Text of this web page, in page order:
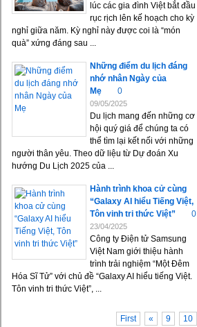
lúc các gia đình Việt bắt đầu
rục rịch lên kế hoạch cho kỳ
nghỉ giữa năm. Kỳ nghỉ này được coi là “món
quà” xứng đáng sau ...
Những điểm du lịch đáng
nhớ nhân Ngày của
Mẹ
0
09/05/2025
Du lịch mang đến những cơ
hội quý giá để chúng ta có
thể tìm lại kết nối với những
người thân yêu. Theo dữ liệu từ Dự đoán Xu
hướng Du Lịch 2025 của ...
Hành trình khoa cử cùng
“Galaxy AI hiểu Tiếng Việt,
Tôn vinh tri thức Việt”
0
23/04/2025
Công ty Điện tử Samsung
Việt Nam giới thiệu hành
trình trải nghiệm “Một Đêm
Hóa Sĩ Tử” với chủ đề “Galaxy AI hiểu tiếng Việt.
Tôn vinh tri thức Việt”, ...
First « 9 10